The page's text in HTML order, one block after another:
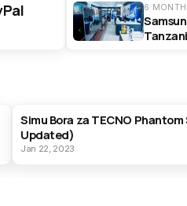
6
Simu Bora za TECNO
Updated)
Jan 22, 2023